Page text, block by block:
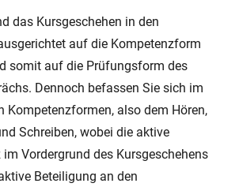
das Kursgeschehen in den
auf die Kompetenzform
somit auf die Prüfungsform des
Dennoch befassen Sie sich im
Kompetenzformen, also dem Hören,
Schreiben, wobei die aktive
Vordergrund des Kursgeschehens
Beteiligung an den